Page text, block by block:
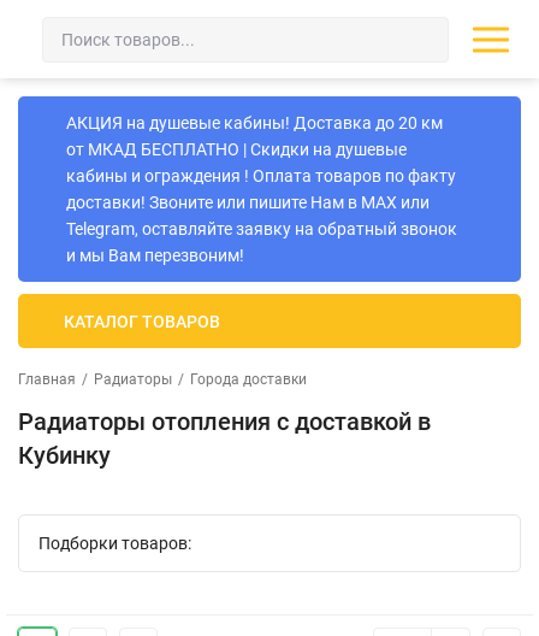
АКЦИЯ на душевые кабины! Доставка до 20 км
от МКАД БЕСПЛАТНО | Скидки на душевые
кабины и ограждения ! Оплата товаров по факту
доставки! Звоните или пишите Нам в MAX или
Telegram, оставляйте заявку на обратный звонок
и мы Вам перезвоним!
КАТАЛОГ ТОВАРОВ
Главная / Радиаторы / Города доставки
Радиаторы отопления с доcтавкой в
Кубинку
Подборки товаров: